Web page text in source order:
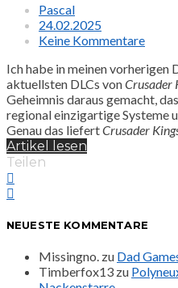
Pascal
24.02.2025
Keine Kommentare
Ich habe in meinen vorherigen
aktuellsten DLCs vonCrusader
Geheimnis daraus gemacht,
regional einzigartige Systeme
Genau das liefertCrusader
Artikel lesen
Teilen
NEUESTE KOMMENTARE
Missingno. zu Dad
Timberfox13 zu